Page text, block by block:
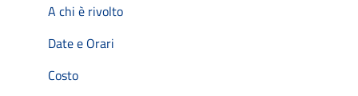
A chi è rivolto
Date e Orari
Costo